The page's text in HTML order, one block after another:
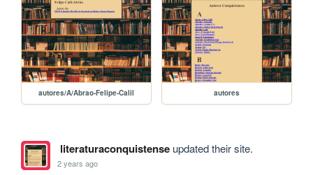
autores/A/Abrao-Felipe-Calil autores
literaturaconquistenseupdated their site.
2 years ago